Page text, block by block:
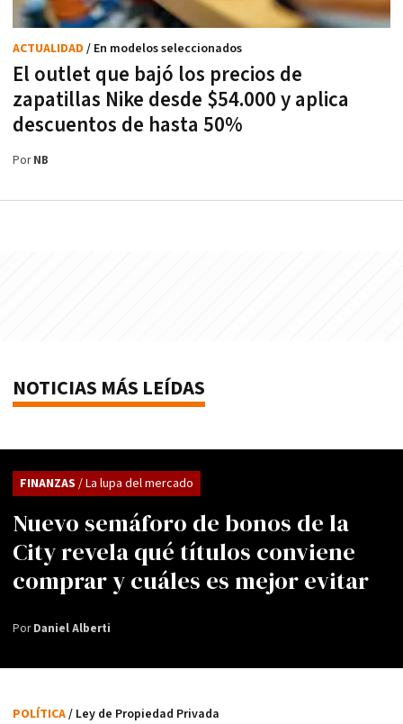
El outlet que bajó los precios de
zapatillas Nike desde $54.000 y aplica
descuentos de hasta 50%
ACTUALIDAD / En modelos seleccionados
PorNB
NOTICIAS MÁS LEÍDAS
Nuevo semáforo de bonos de la
City revela qué títulos conviene
comprar y cuáles es mejor evitar
FINANZAS / La lupa del mercado
PorDaniel Alberti
POLÍTICA/ Ley de Propiedad Privada